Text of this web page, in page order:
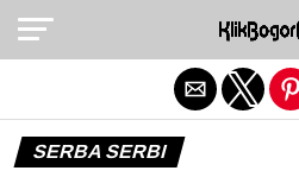
SERBA SERBI
Exit mobile